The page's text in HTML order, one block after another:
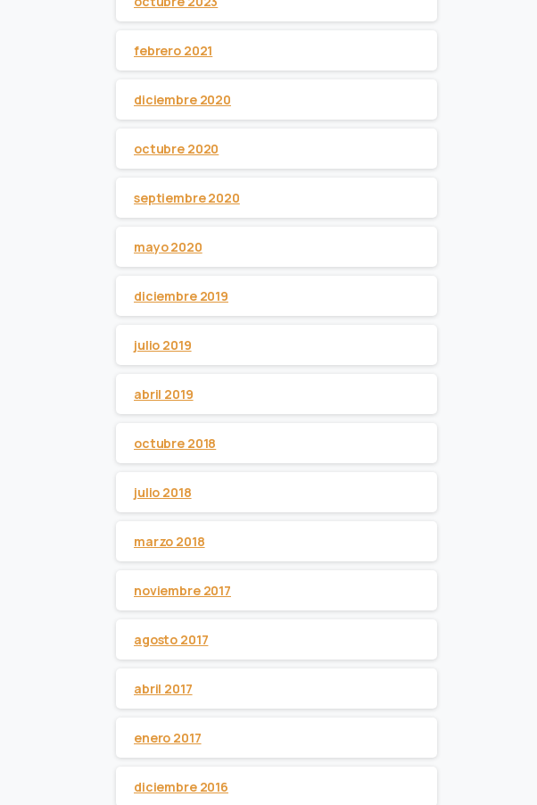
febrero 2021
diciembre 2020
octubre 2020
septiembre 2020
mayo 2020
diciembre 2019
julio 2019
abril 2019
octubre 2018
julio 2018
marzo 2018
noviembre 2017
agosto 2017
abril 2017
enero 2017
diciembre 2016